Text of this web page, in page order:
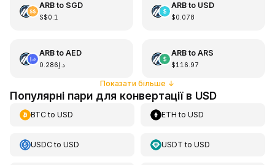
ARBto SGD
S$0.1
ARBto USD
$0.078
ARBto AED
د.إ0.286
ARBto ARS
$116.97
Показати більше ↓
Популярні пари для конвертації в USD
BTCto USD ETH toUSD
USDCto USD USDT toUSD